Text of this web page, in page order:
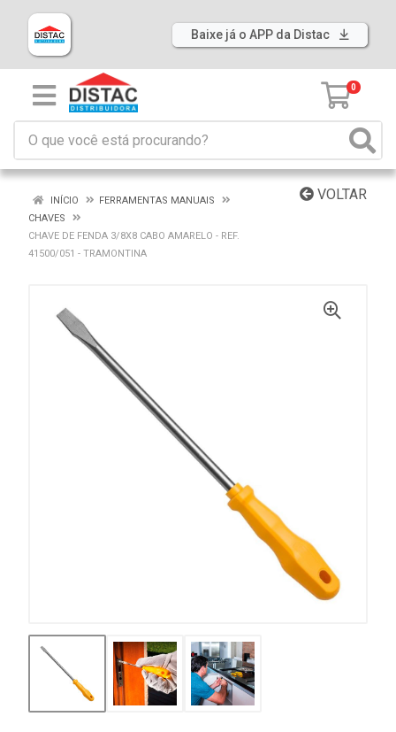
Baixe já o APP da Distac
0
VOLTAR
INÍCIO
FERRAMENTAS MANUAIS
CHAVES
CHAVE DE FENDA 3/8X8 CABO AMARELO - REF.
41500/051 - TRAMONTINA